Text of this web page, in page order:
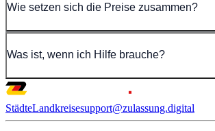
Wie setzen sich die Preise zusammen?
Was ist, wenn ich Hilfe brauche?
StädteLandkreisesupport@zulassung.digital